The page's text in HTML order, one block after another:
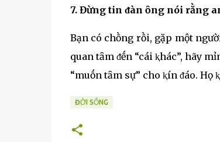
7. Đừng tin ᵭàn ȏng nói rằng
Bạn có chṑng rṑi, gặp một
quan tȃm ᵭḗn “cái ⱪhác”, hãy
“muṓn tȃm sự” cho ⱪín ᵭáo. Họ
ĐỜI SỐNG